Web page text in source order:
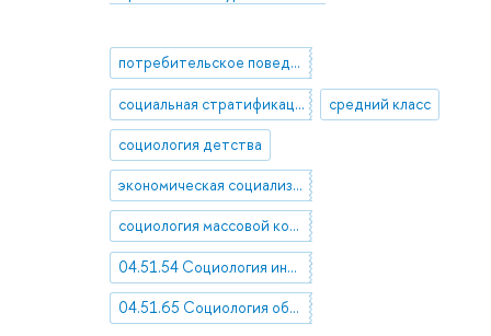
потребительское поведение
социальная стратификация средний класс
социология детства
экономическая социализация
социология массовой коммуникации
04.51.54 Социология информации и коммуникации
04.51.65 Социология образа и качества жизни